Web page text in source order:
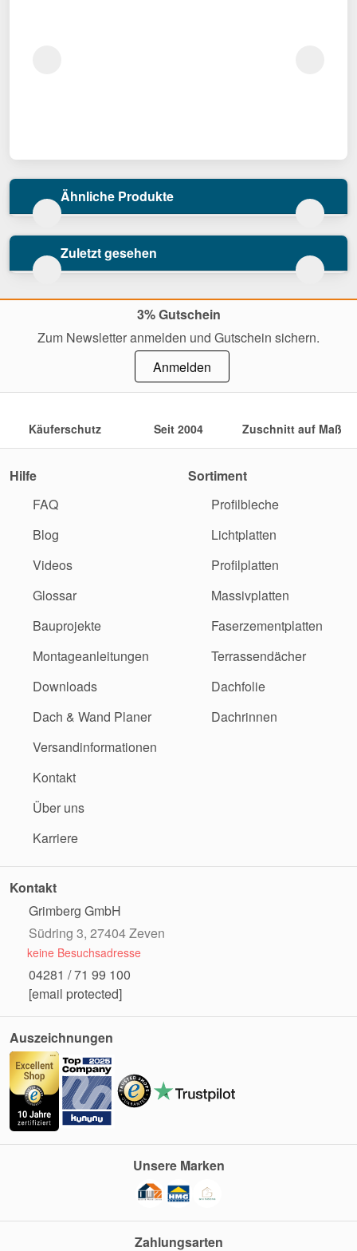
Ähnliche Produkte
Zuletzt gesehen
3% Gutschein
Zum Newsletter anmelden und Gutschein sichern.
Anmelden
Käuferschutz Seit 2004 Zuschnitt auf Maß
Hilfe
FAQ
Blog
Videos
Glossar
Bauprojekte
Montageanleitungen
Downloads
Dach & Wand Planer
Versandinformationen
Kontakt
Über uns
Karriere
Sortiment
Profilbleche
Lichtplatten
Profilplatten
Massivplatten
Faserzementplatten
Terrassendächer
Dachfolie
Dachrinnen
Kontakt
Grimberg GmbH
Südring 3, 27404 Zeven
keine Besuchsadresse
04281 / 71 99 100
[email protected]
Auszeichnungen
Zahlungsarten
Unsere Marken